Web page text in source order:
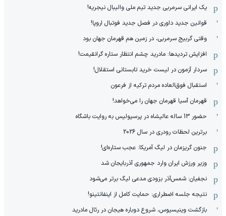
یک ایرانی سرمربی جدید تیم ملی والیبال نیجریه!
قوانین جدید داوری در فصل جدید فوتبال اروپا!
وقتی گربیج سرمربی، در زمین هم قهرمان جهان بود
افزایش تردیدها: مادرید چشم انتظار ستاره گرانقیمت!
سردار آزمون در لیست خرید تابستانی استقلال!
استقبال فوق‌‌العاده مردم ترکیه از فرعون
قهرمان آسیا قهرمان جهان را می‌خواهد!
حضور 13 ساله عالیشاه در پرسپولیس به روایت باشگاه
برترین لحظات رودری در سال 2026
جنون گریزمان در لیگ آمریکا: عجب ستاره‌ای!
وزیر ورزش ایران وارد جمهوری آذربایجان شد
نجفیان: شمس‌آذر بزودی مدعی لیگ برتر می‌شود
نتیجه جلسه اضطراری: حمایت کامل از اینفانتینو!
بازگشت وینیسیوس، شروع دوباره هیجان در رئال مادرید